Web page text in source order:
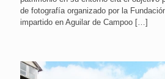
de fotografía organizado por la
impartido en Aguilar de Campoo […]